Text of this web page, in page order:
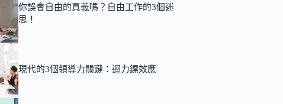
你誤會自由的真義嗎？自由工作的3個迷
思！
現代的3個領導力關鍵：迴力鏢效應